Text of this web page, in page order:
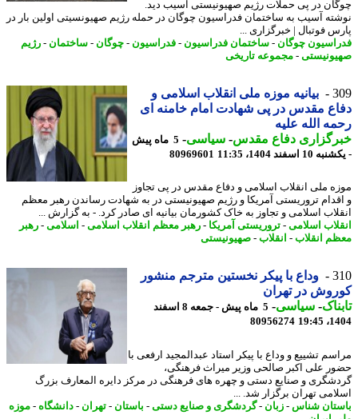
در پی حملات رژیم صهیونیستی آسیب دید.
آسیب به ساختمان فدراسیون چوگان در حمله رژیم صهیونسیتی اولین بار در
فوتبال | خبرگزاری ...
چوگان-ساختمان فدراسیون-فدراسیون-چوگان-ساختمان-رژیم
-مجموعه تاریخی
بیانیه موزه ملی انقلاب اسلامی و
مقدس در پی شهادت امام خامنه ای
الله علیه
دفاع مقدس-سیاسی-
5 ماه پیش
اسفند 1404، 11:35
80969601
ملی انقلاب اسلامی و دفاع مقدس در پی تجاوز
تروریستی آمریکا و رژیم صهیونیستی در به شهادت رساندن رهبر معظم
اسلامی و تجاوز به خاک کشورمان بیانیه ای صادر کرد. - به گزارش ...
اسلامی-تروریستی آمریکا- رهبر معظم انقلاب اسلامی-اسلامی-رهبر
انقلاب-انقلاب-صهیونیستی
وداع با پیکر نخستین مترجم منشور
در تهران
-سیاسی-
5 ماه پیش - جمعه 8 اسفند
80956274
تشییع و وداع با پیکر استاد عبدالمجید ارفعی با
علی اکبر صالحی وزیر میراث فرهنگی،
و صنایع دستی و چهره های فرهنگی در مرکز دایره المعارف بزرگ
تهران برگزار شد. ...
شناس-زبان -گردشگری و صنایع دستی-باستان-تهران- دانشگاه-موزه